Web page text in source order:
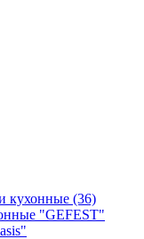
кухонные (36)
"GEFEST"